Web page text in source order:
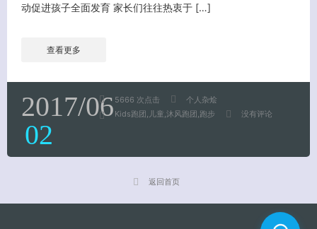
动促进孩子全面发育 家长们往往热衷于 […]
查看更多
2017/06
02
5666 次点击
个人杂烩
Kids跑团 儿童 沐风跑团 跑步 没有评论
返回首页